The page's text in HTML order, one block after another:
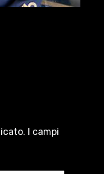
I campi